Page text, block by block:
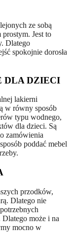
ze sobą
Jest to
Dlatego
spokojnie dorosła
DLA DZIECI
lakierni
w równy sposób
typu wodnego,
dla dzieci. Są
zamówienia
poddać mebel
przodków,
Dlatego nie
może i na
mocno w